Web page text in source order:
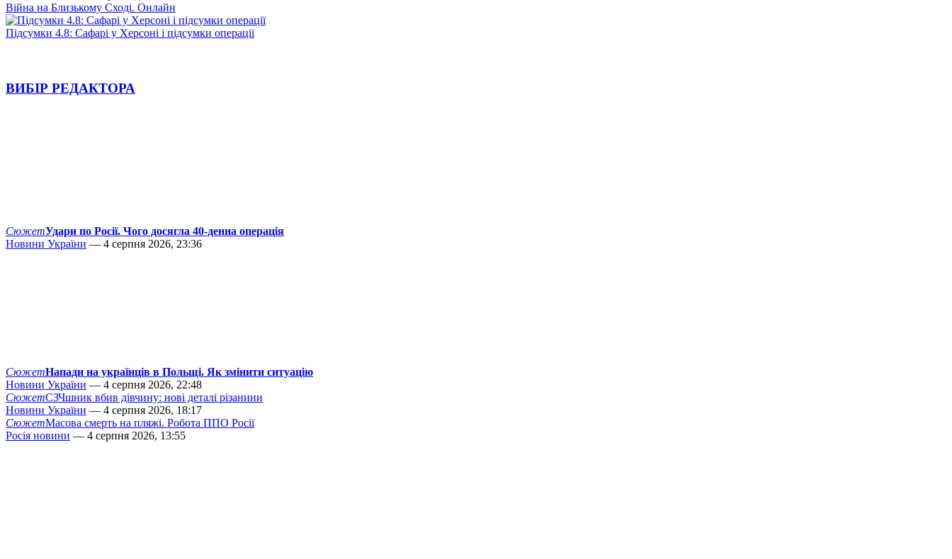
Війна на Близькому Сході. Онлайн
Підсумки 4.8: Сафарі у Херсоні і підсумки операції
ВИБІР РЕДАКТОРА
СюжетУдари по Росії. Чого досягла 40-денна операція
Новини України — 4 серпня 2026, 23:36
СюжетНапади на українців в Польщі. Як змінити ситуацію
Новини України — 4 серпня 2026, 22:48
СюжетСЗЧшник вбив дівчину: нові деталі різанини
Новини України — 4 серпня 2026, 18:17
СюжетМасова смерть на пляжі. Робота ППО Росії
Росія новини — 4 серпня 2026, 13:55